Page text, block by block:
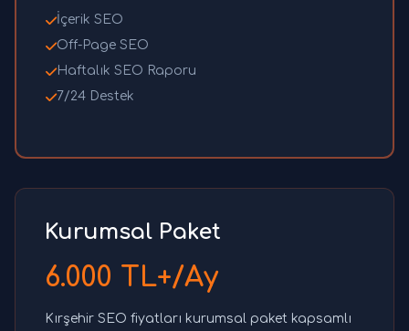
İçerik SEO
Off-Page SEO
Haftalık SEO Raporu
7/24 Destek
Kurumsal Paket
6.000 TL+/Ay
Kırşehir SEO fiyatları kurumsal paket kapsamlı